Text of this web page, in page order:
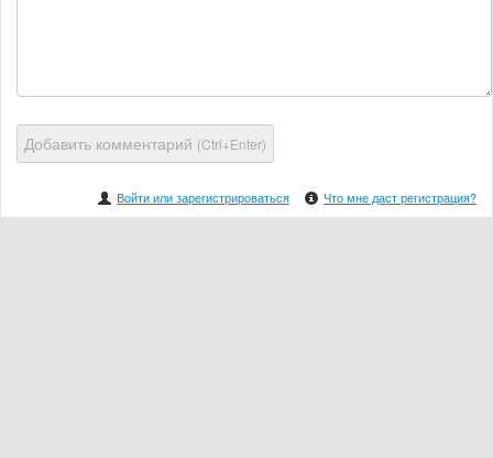
Добавить комментарий (Ctrl+Enter)
Войти или зарегистрироваться Что мне даст регистрация?